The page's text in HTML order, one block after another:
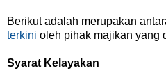
Berikut adalah merupakan
terkini oleh pihak majikan yang
Syarat Kelayakan